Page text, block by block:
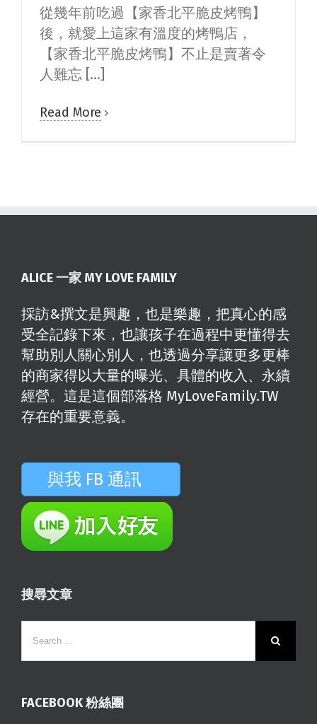
從幾年前吃過【家香北平脆皮烤鴨】
後，就愛上這家有溫度的烤鴨店，
【家香北平脆皮烤鴨】不止是賣著令
人難忘 [...]
Read More
ALICE 一家 MY LOVE FAMILY
採訪&撰文是興趣，也是樂趣，把真心的感
受全記錄下來，也讓孩子在過程中更懂得去
幫助別人關心別人，也透過分享讓更多更棒
的商家得以大量的曝光、具體的收入、永續
經營。這是這個部落格 MyLoveFamily.TW
存在的重要意義。
與我 FB 通訊
搜尋文章
FACEBOOK 粉絲團